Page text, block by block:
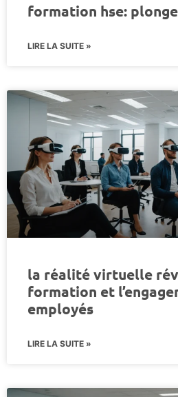
formation hse:
LIRE LA SUITE »
la réalité virtuelle
formation et
employés
LIRE LA SUITE »